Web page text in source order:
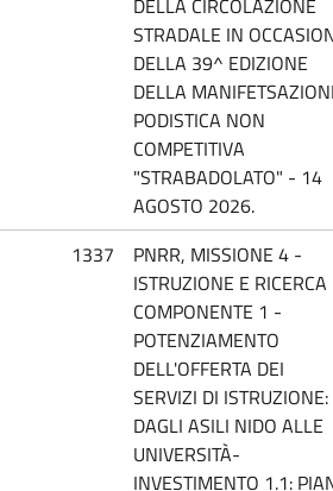
STRADALE IN
DELLA 39^ EDIZIONE
DELLA
PODISTICA NON
COMPETITIVA
"STRABADOLATO" - 14
AGOSTO 2026.
1337
PNRR, MISSIONE 4 -
ISTRUZIONE E
COMPONENTE 1 -
POTENZIAMENTO
DELL'OFFERTA DEI
SERVIZI DI ISTRUZIONE:
DAGLI ASILI NIDO ALLE
UNIVERSITÀ-
INVESTIMENTO 1.1: